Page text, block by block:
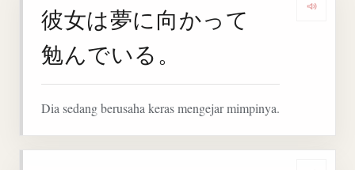
彼女は夢に向かって
勉んでいる。
Dia sedang berusaha keras mengejar mimpinya.